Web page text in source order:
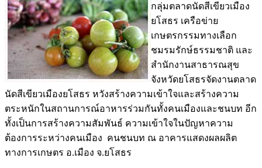
กลุ่มตลาดนัดสีเขียวเมือง
ยโสธร เครือข่าย
เกษตรกรรมทางเลือก
ชมรมรักษ์ธรรมชาติ และ
สำนักงานสาธารณสุข
จังหวัดยโสธรจัดงานตลาด
นัดสีเขียวเมืองยโสธร หวังสร้างความเข้าใจและสร้างความ
ตระหนักในสถานการณ์อาหารร่วมกันทั้งคนเมืองและชนบท อีก
ทั้งเป็นการสร้างความสัมพันธ์ ความเข้าใจในปัญหาความ
ต้องการระหว่างคนเมือง คนชนบท ณ อาคารแสดงผลผลิต
ทางการเกษตร อ.เมือง จ.ยโสธร